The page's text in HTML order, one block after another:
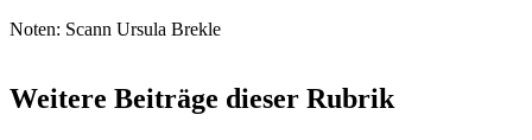
Noten: Scann Ursula Brekle
Weitere Beiträge dieser Rubrik